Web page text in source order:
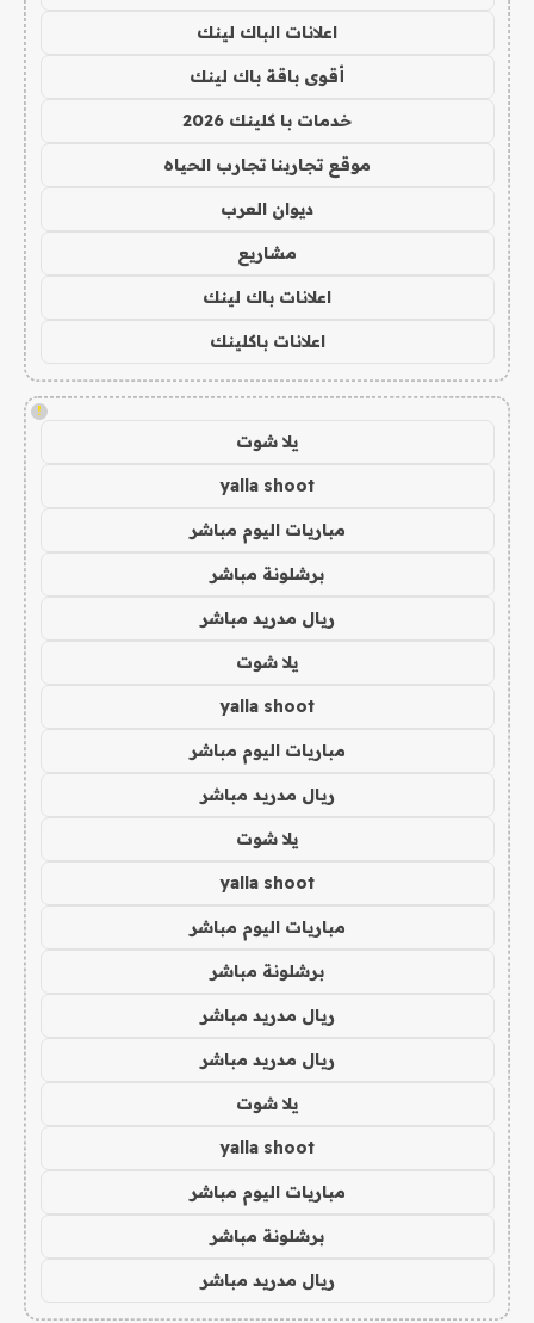
اعلانات الباك لينك
أقوى باقة باك لينك
خدمات با كلينك 2026
موقع تجاربنا تجارب الحياه
ديوان العرب
مشاريع
اعلانات باك لينك
اعلانات باكلينك
!
يلا شوت
yalla shoot
مباريات اليوم مباشر
برشلونة مباشر
ريال مدريد مباشر
يلا شوت
yalla shoot
مباريات اليوم مباشر
ريال مدريد مباشر
يلا شوت
yalla shoot
مباريات اليوم مباشر
برشلونة مباشر
ريال مدريد مباشر
ريال مدريد مباشر
يلا شوت
yalla shoot
مباريات اليوم مباشر
برشلونة مباشر
ريال مدريد مباشر